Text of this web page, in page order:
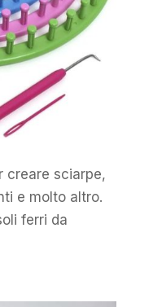
creare sciarpe,
e molto altro.
ferri da